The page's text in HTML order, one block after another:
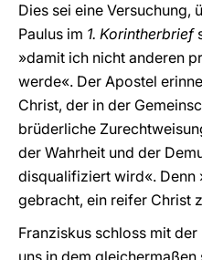
Dies sei eine Versuchung,
Paulus im 1. Korintherbrief
»damit ich nicht anderen
werde«. Der Apostel
Christ, der in der
brüderliche
der Wahrheit und der
disqualifiziert wird«. Denn
gebracht, ein reifer Christ
Franziskus schloss mit
uns in dem